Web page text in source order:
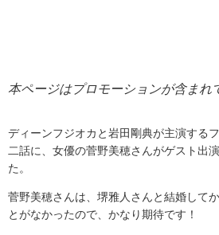
本ページはプロモーションが含まれ
ディーンフジオカと岩田剛典が主演する
二話に、女優の菅野美穂さんがゲスト出
た。
菅野美穂さんは、堺雅人さんと結婚して
とがなかったので、かなり期待です！